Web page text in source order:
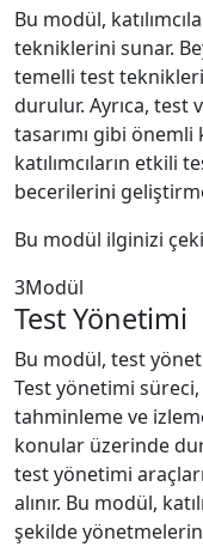
Bu modül,
tekniklerini sunar.
temelli test
durulur. Ayrıca, test
tasarımı gibi önemli
katılımcıların etkili
becerilerini
Bu modül ilginizi
3Modül
Test Yönetimi
Bu modül, test
Test yönetimi
tahminleme ve
konular üzerinde
test yönetimi
alınır. Bu modül,
şekilde